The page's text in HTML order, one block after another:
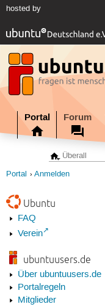
hosted by
Portal Forum
Portal Anmelden
Ubuntu
FAQ
Verein
ubuntuusers.de
Über ubuntuusers.de
Portalregeln
Mitglieder